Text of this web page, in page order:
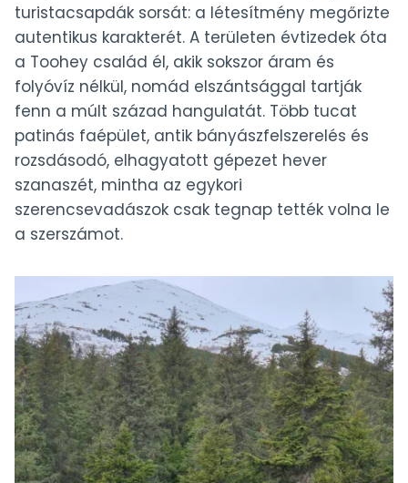
turistacsapdák sorsát: a létesítmény megőrizte
autentikus karakterét. A területen évtizedek óta
a Toohey család él, akik sokszor áram és
folyóvíz nélkül, nomád elszántsággal tartják
fenn a múlt század hangulatát. Több tucat
patinás faépület, antik bányászfelszerelés és
rozsdásodó, elhagyatott gépezet hever
szanaszét, mintha az egykori
szerencsevadászok csak tegnap tették volna le
a szerszámot.